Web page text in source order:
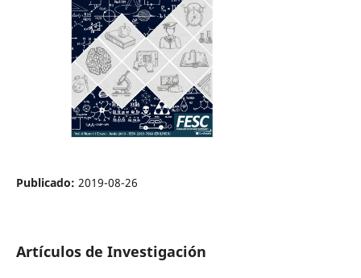
Publicado: 2019-08-26
Artículos de Investigación